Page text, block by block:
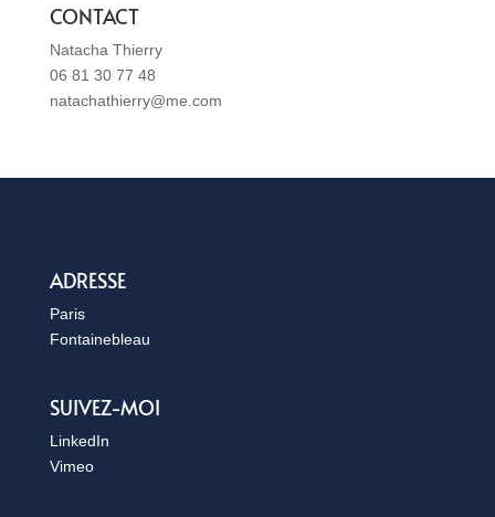
CONTACT
Natacha Thierry
06 81 30 77 48
natachathierry@me.com
ADRESSE
Paris
Fontainebleau
SUIVEZ-MOI
LinkedIn
Vimeo